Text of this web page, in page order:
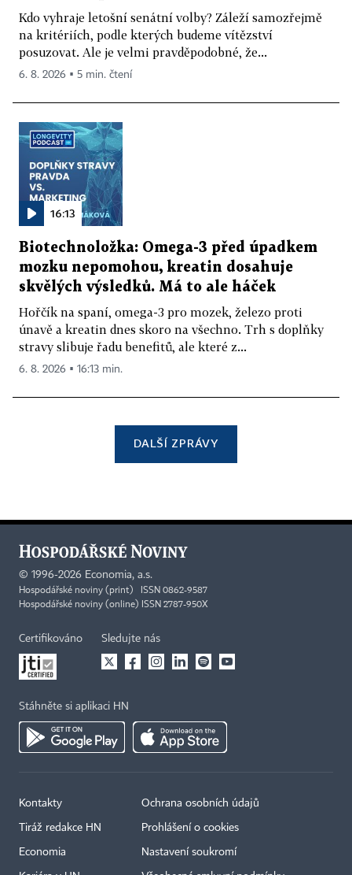
Kdo vyhraje letošní senátní volby? Záleží samozřejmě
na kritériích, podle kterých budeme vítězství
posuzovat. Ale je velmi pravděpodobné, že...
6. 8. 2026 ▪ 5 min. čtení
16:13
Biotechnoložka: Omega-3 před úpadkem
mozku nepomohou, kreatin dosahuje
skvělých výsledků. Má to ale háček
Hořčík na spaní, omega-3 pro mozek, železo proti
únavě a kreatin dnes skoro na všechno. Trh s doplňky
stravy slibuje řadu benefitů, ale které z...
6. 8. 2026 ▪ 16:13 min.
DALŠÍ ZPRÁVY
© 1996-2026 Economia, a.s.
Hospodářské noviny (print) ISSN 0862-9587
Hospodářské noviny (online) ISSN 2787-950X
Certifikováno Sledujte nás
Stáhněte si aplikaci HN
Kontakty
Tiráž redakce HN
Economia
Ochrana osobních údajů
Prohlášení o cookies
Nastavení soukromí